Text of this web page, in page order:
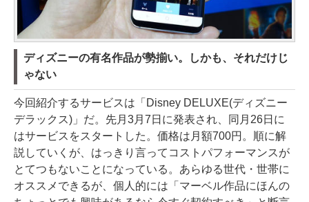
ディズニーの有名作品が勢揃い。しかも、それだけじ
ゃない
今回紹介するサービスは「Disney DELUXE(ディズニー
デラックス)」だ。先月3月7日に発表され、同月26日に
はサービスをスタートした。価格は月額700円。順に解
説していくが、はっきり言ってコストパフォーマンスが
とてつもないことになっている。あらゆる世代・世帯に
オススメできるが、個人的には「マーベル作品にほんの